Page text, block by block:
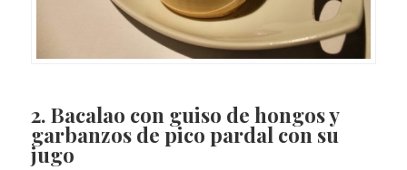
2. Bacalao con guiso de hongos y
garbanzos de pico pardal con su
jugo